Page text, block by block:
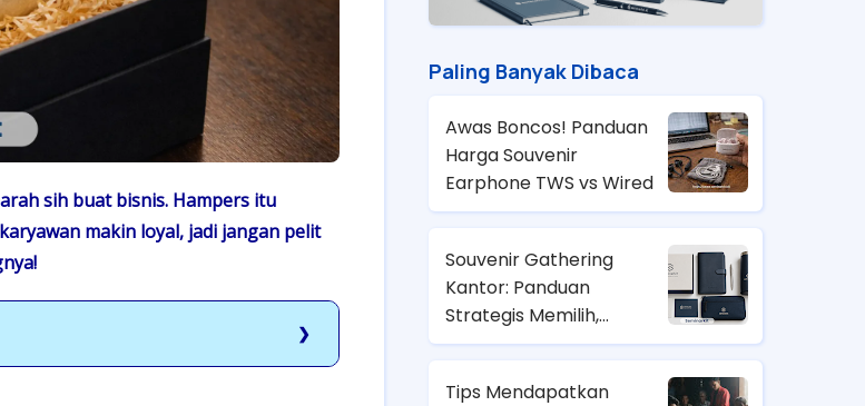
sih buat bisnis. Hampers itu
makin loyal, jadi jangan pelit
Paling Banyak Dibaca
Awas Boncos! Panduan
Harga Souvenir
Earphone TWS vs Wired
Souvenir Gathering
Kantor: Panduan
Strategis Memilih,
Anggaran, dan Tren
Tips Mendapatkan